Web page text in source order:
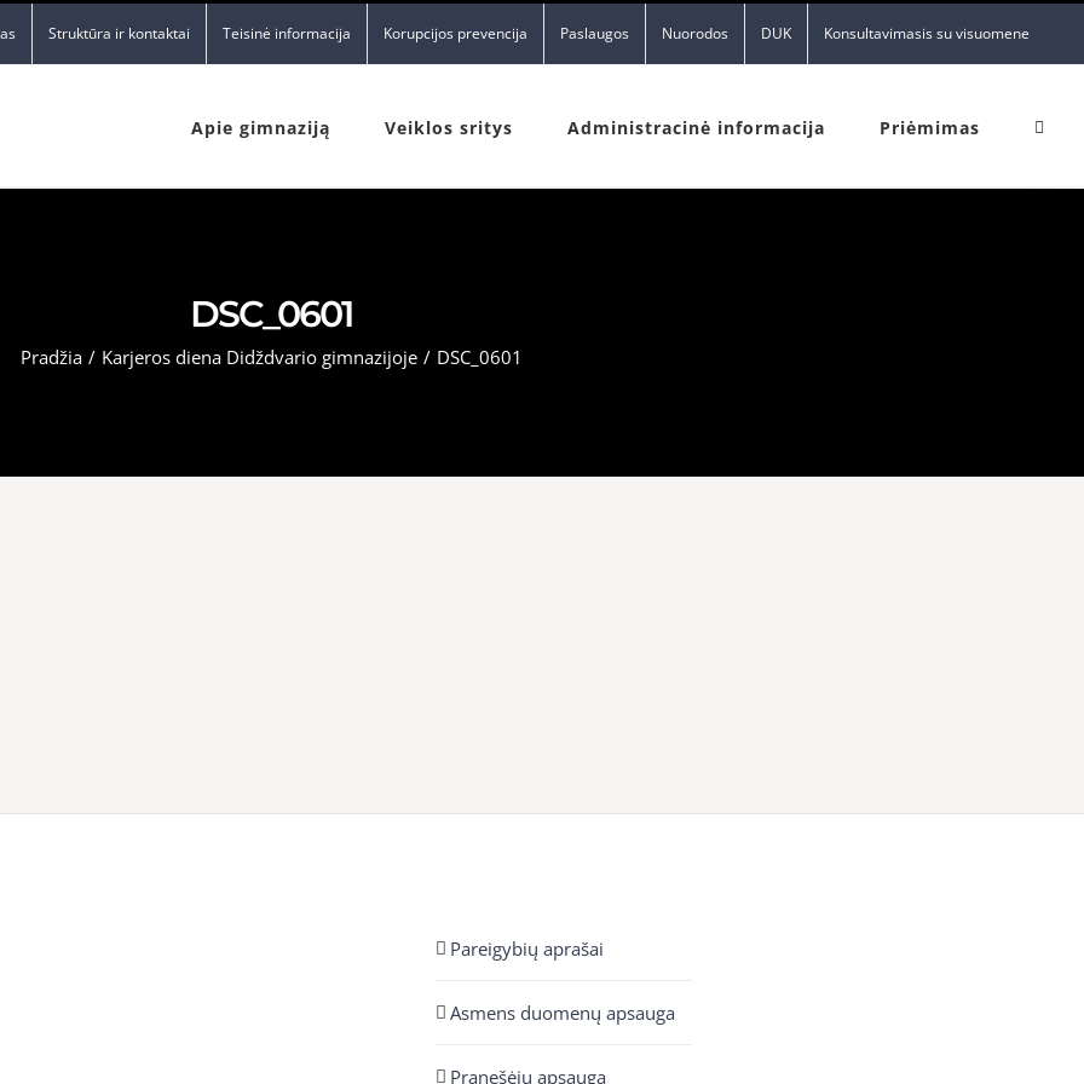
Struktūra ir kontaktai Teisinė informacija Korupcijos prevencija Paslaugos Nuorodos DUK Konsultavimasis su visuomene
Apie gimnaziją Veiklos sritys Administracinė informacija Priėmimas
DSC_0601
Pradžia / Karjeros diena Didždvario gimnazijoje / DSC_0601
Pareigybių aprašai
Asmens duomenų apsauga
Pranešėjų apsauga